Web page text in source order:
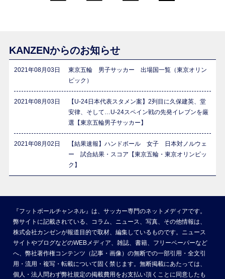
KANZENからのお知らせ
2021年08月03日
東京五輪 男子サッカー 出場国一覧（東京オリン
ピック）
2021年08月03日
【U-24日本代表スタメン案】2列目に久保建英、堂
安律、そして…U-24スペイン戦の先発イレブンを厳
選【東京五輪男子サッカー】
2021年08月02日
【結果速報】ハンドボール 女子 日本対ノルウェ
ー 試合結果・スコア【東京五輪・東京オリンピッ
ク】
『フットボールチャンネル』は、サッカー専門のネットメディアです。
弊サイトに記載されている、コラム、ニュース、写真、その他情報は、
株式会社カンゼンが報道目的で取材、編集しているものです。ニュース
サイトやブログなどのWEBメディア、雑誌、書籍、フリーペーパーなど
へ、弊社著作権コンテンツ（記事・画像）の無断での一部引用・全文引
用・流用・複写・転載について固く禁じます。無断掲載にあたっては、
個人・法人問わず弊社規定の掲載費用をお支払い頂くことに同意したも